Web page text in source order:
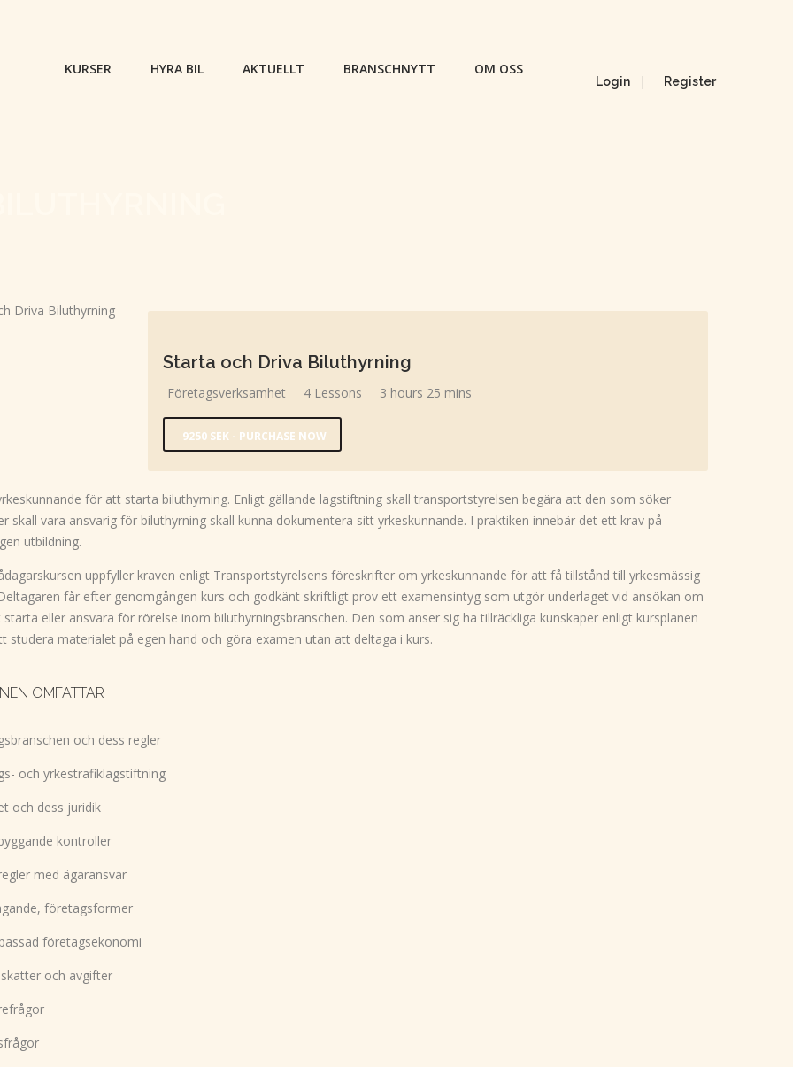
Login | Register
KURSER HYRA BIL AKTUELLT BRANSCHNYTT OM OSS
Starta och Driva Biluthyrning
Företagsverksamhet 4 Lessons 3 hours 25 mins
9250 SEK - PURCHASE NOW
för att starta biluthyrning. Enligt gällande lagstiftning skall transportstyrelsen begära att den som söker
skall vara ansvarig för biluthyrning skall kunna dokumentera sitt yrkeskunnande. I praktiken innebär det ett krav på
utbildning.
uppfyller kraven enligt Transportstyrelsens föreskrifter om yrkeskunnande för att få tillstånd till yrkesmässig
får efter genomgången kurs och godkänt skriftligt prov ett examensintyg som utgör underlaget vid ansökan om
eller ansvara för rörelse inom biluthyrningsbranschen. Den som anser sig ha tillräckliga kunskaper enligt kursplanen
studera materialet på egen hand och göra examen utan att deltaga i kurs.
OMFATTAR
och dess regler
och yrkestrafiklagstiftning
och dess juridik
kontroller
med ägaransvar
företagsformer
företagsekonomi
och avgifter